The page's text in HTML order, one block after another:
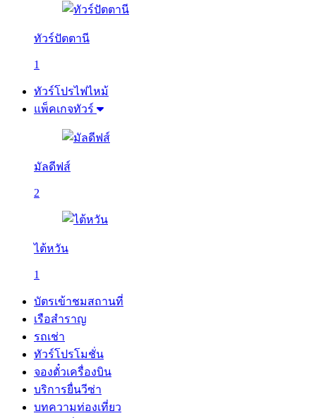
ทัวร์ปัตตานี
1
ทัวร์โปรไฟไหม้
แพ็คเกจทัวร์
มัลดีฟส์
2
ไต้หวัน
1
บัตรเข้าชมสถานที่
เรือสำราญ
รถเช่า
ทัวร์โปรโมชั่น
จองตั๋วเครื่องบิน
บริการยื่นวีซ่า
บทความท่องเที่ยว